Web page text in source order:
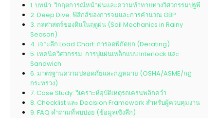
1. บทนำ: วิกฤตการณ์หน้าฝนและความท้าทายทางวิศวกรรมปฐพี
2. Deep Dive: ฟิสิกส์ของการจมและการคำนวณ GBP
3. กลศาสตร์ของดินในฤดูฝน (Soil Mechanics in Rainy
Season)
4. เจาะลึก Load Chart: การลดพิกัดยก (Derating)
5. เทคนิควิศวกรรม: การปูแผ่นเหล็กแบบ Interlock และ
Sandwich
6. มาตรฐานความปลอดภัยและกฎหมาย (OSHA/ASME/กฎ
กระทรวง)
7. Case Study: วิเคราะห์อุบัติเหตุรถเครนพลิกคว่ำ
8. Checklist และ Decision Framework สำหรับผู้ควบคุมงาน
9. FAQ คำถามที่พบบ่อย (ข้อมูลเชิงลึก)